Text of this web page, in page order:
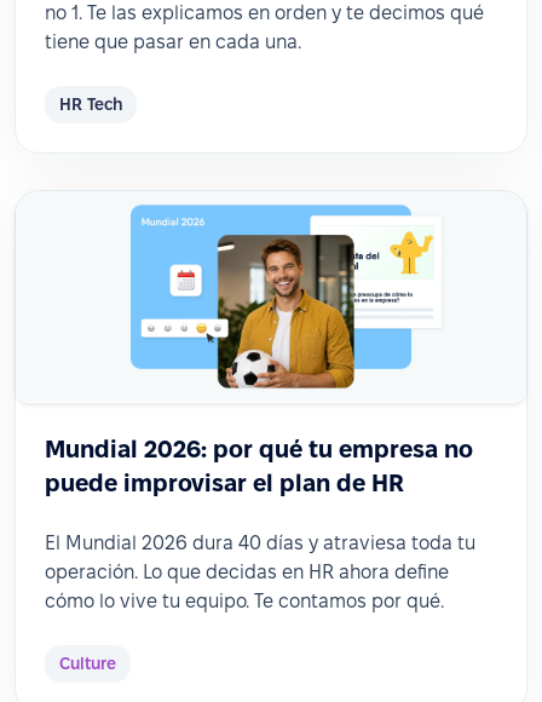
no 1. Te las explicamos en orden y te decimos qué
tiene que pasar en cada una.
HR Tech
Mundial 2026: por qué tu empresa no
puede improvisar el plan de HR
El Mundial 2026 dura 40 días y atraviesa toda tu
operación. Lo que decidas en HR ahora define
cómo lo vive tu equipo. Te contamos por qué.
Culture